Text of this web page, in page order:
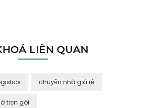
LIÊN QUAN
chuyển nhà giá rẻ
trọn gói